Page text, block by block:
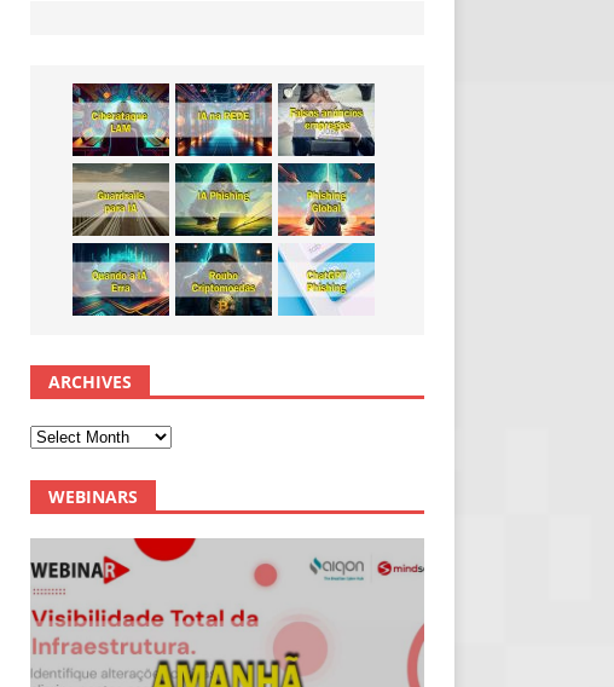
ARCHIVES
WEBINARS